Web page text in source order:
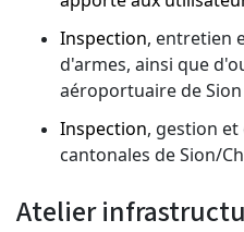
Inspection, entretien
d'armes, ainsi que
aéroportuaire de Sion
Inspection, gestion
cantonales de Sion/
Atelier